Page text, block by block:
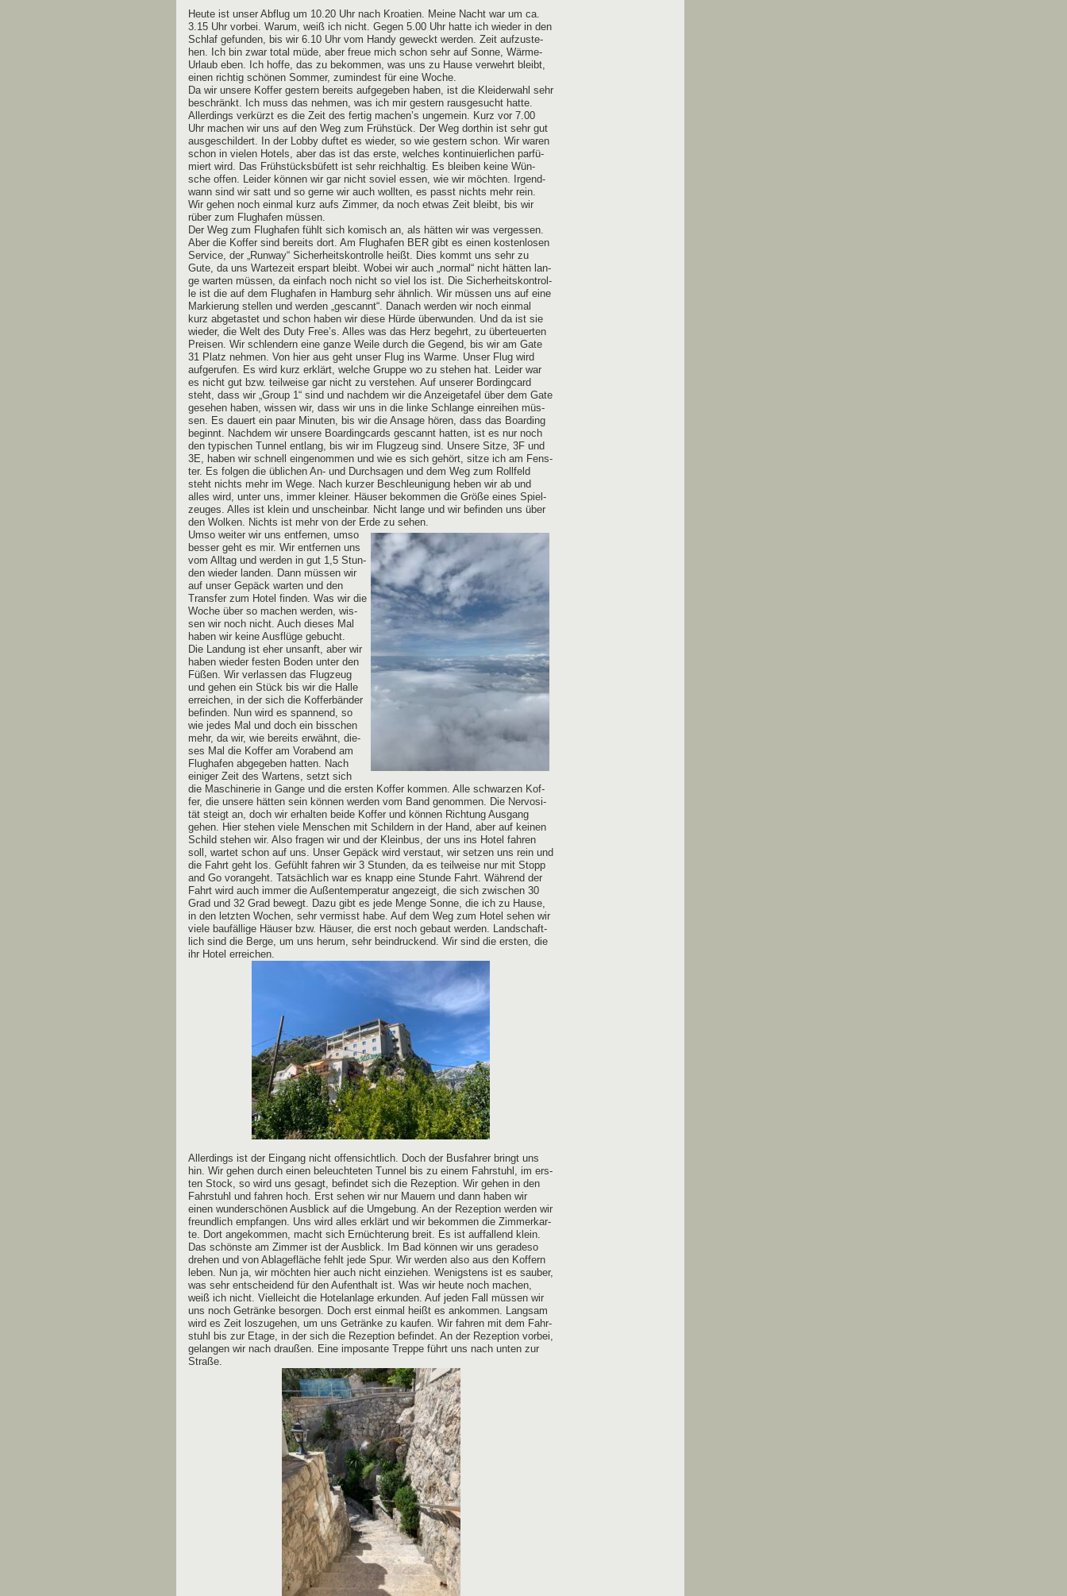
Heu­te ist unser Abflug um 10.20 Uhr nach Kroa­ti­en. Mei­ne Nacht war um ca.
3.15 Uhr vor­bei. War­um, weiß ich nicht. Gegen 5.00 Uhr hat­te ich wie­der in den
Schlaf gefun­den, bis wir 6.10 Uhr vom Han­dy geweckt wer­den. Zeit auf­zu­ste­
hen. Ich bin zwar total müde, aber freue mich schon sehr auf Son­ne, Wär­me-
Urlaub eben. Ich hof­fe, das zu bekom­men, was uns zu Hau­se ver­wehrt bleibt,
einen rich­tig schö­nen Som­mer, zumin­dest für eine Woche.
Da wir unse­re Kof­fer ges­tern bereits auf­ge­ge­ben haben, ist die Klei­der­wahl sehr
beschränkt. Ich muss das neh­men, was ich mir ges­tern raus­ge­sucht hat­te.
Aller­dings ver­kürzt es die Zeit des fer­tig machen’s unge­mein. Kurz vor 7.00
Uhr machen wir uns auf den Weg zum Früh­stück. Der Weg dort­hin ist sehr gut
aus­ge­schil­dert. In der Lob­by duf­tet es wie­der, so wie ges­tern schon. Wir waren
schon in vie­len Hotels, aber das ist das ers­te, wel­ches kon­ti­nu­ier­li­chen par­fü­
miert wird. Das Früh­stücks­bü­fett ist sehr reich­hal­tig. Es blei­ben kei­ne Wün­
sche offen. Lei­der kön­nen wir gar nicht soviel essen, wie wir möch­ten. Irgend­
wann sind wir satt und so ger­ne wir auch woll­ten, es passt nichts mehr rein.
Wir gehen noch ein­mal kurz aufs Zim­mer, da noch etwas Zeit bleibt, bis wir
rüber zum Flug­ha­fen müssen.
Der Weg zum Flug­ha­fen fühlt sich komisch an, als hät­ten wir was ver­ges­sen.
Aber die Kof­fer sind bereits dort. Am Flug­ha­fen BER gibt es einen kos­ten­lo­sen
Ser­vice, der „Run­way“ Sicher­heits­kon­trol­le heißt. Dies kommt uns sehr zu
Gute, da uns War­te­zeit erspart bleibt. Wobei wir auch „nor­mal“ nicht hät­ten lan­
ge war­ten müs­sen, da ein­fach noch nicht so viel los ist. Die Sicher­heits­kon­trol­
le ist die auf dem Flug­ha­fen in Ham­burg sehr ähn­lich. Wir müs­sen uns auf eine
Mar­kie­rung stel­len und wer­den „gescannt“. Danach wer­den wir noch ein­mal
kurz abge­tas­tet und schon haben wir die­se Hür­de über­wun­den. Und da ist sie
wie­der, die Welt des Duty Free’s. Alles was das Herz begehrt, zu über­teu­er­ten
Prei­sen. Wir schlen­dern eine gan­ze Wei­le durch die Gegend, bis wir am Gate
31 Platz neh­men. Von hier aus geht unser Flug ins War­me. Unser Flug wird
auf­ge­ru­fen. Es wird kurz erklärt, wel­che Grup­pe wo zu ste­hen hat. Lei­der war
es nicht gut bzw. teil­wei­se gar nicht zu ver­ste­hen. Auf unse­rer Bord­ing­card
steht, dass wir „Group 1“ sind und nach­dem wir die Anzei­ge­ta­fel über dem Gate
gese­hen haben, wis­sen wir, dass wir uns in die lin­ke Schlan­ge ein­rei­hen müs­
sen. Es dau­ert ein paar Minu­ten, bis wir die Ansa­ge hören, dass das Boar­ding
beginnt. Nach­dem wir unse­re Boar­ding­cards gescannt hat­ten, ist es nur noch
den typi­schen Tun­nel ent­lang, bis wir im Flug­zeug sind. Unse­re Sit­ze, 3F und
3E, haben wir schnell ein­ge­nom­men und wie es sich gehört, sit­ze ich am Fens­
ter. Es fol­gen die übli­chen An- und Durch­sa­gen und dem Weg zum Roll­feld
steht nichts mehr im Wege. Nach kur­zer Beschleu­ni­gung heben wir ab und
alles wird, unter uns, immer klei­ner. Häu­ser bekom­men die Grö­ße eines Spiel­
zeu­ges. Alles ist klein und unschein­bar. Nicht lan­ge und wir befin­den uns über
den Wol­ken. Nichts ist mehr von der Erde zu sehen.
Umso wei­ter wir uns ent­fer­nen, umso
bes­ser geht es mir. Wir ent­fer­nen uns
vom All­tag und wer­den in gut 1,5 Stun­
den wie­der lan­den. Dann müs­sen wir
auf unser Gepäck war­ten und den
Trans­fer zum Hotel fin­den. Was wir die
Woche über so machen wer­den, wis­
sen wir noch nicht. Auch die­ses Mal
haben wir kei­ne Aus­flü­ge gebucht.
Die Lan­dung ist eher unsanft, aber wir
haben wie­der fes­ten Boden unter den
Füßen. Wir ver­las­sen das Flug­zeug
und gehen ein Stück bis wir die Hal­le
errei­chen, in der sich die Kof­fer­bän­der
befin­den. Nun wird es span­nend, so
wie jedes Mal und doch ein biss­chen
mehr, da wir, wie bereits erwähnt, die­
ses Mal die Kof­fer am Vor­abend am
Flug­ha­fen abge­ge­ben hat­ten. Nach
eini­ger Zeit des War­tens, setzt sich
die Maschi­ne­rie in Gan­ge und die ers­ten Kof­fer kom­men. Alle schwar­zen Kof­
fer, die unse­re hät­ten sein kön­nen wer­den vom Band genom­men. Die Ner­vo­si­
tät steigt an, doch wir erhal­ten bei­de Kof­fer und kön­nen Rich­tung Aus­gang
gehen. Hier ste­hen vie­le Men­schen mit Schil­dern in der Hand, aber auf kei­nen
Schild ste­hen wir. Also fra­gen wir und der Klein­bus, der uns ins Hotel fah­ren
soll, war­tet schon auf uns. Unser Gepäck wird ver­staut, wir set­zen uns rein und
die Fahrt geht los. Gefühlt fah­ren wir 3 Stun­den, da es teil­wei­se nur mit Stopp
and Go vor­an­geht. Tat­säch­lich war es knapp eine Stun­de Fahrt. Wäh­rend der
Fahrt wird auch immer die Außen­tem­pe­ra­tur ange­zeigt, die sich zwi­schen 30
Grad und 32 Grad bewegt. Dazu gibt es jede Men­ge Son­ne, die ich zu Hau­se,
in den letz­ten Wochen, sehr ver­misst habe. Auf dem Weg zum Hotel sehen wir
vie­le bau­fäl­li­ge Häu­ser bzw. Häu­ser, die erst noch gebaut wer­den. Land­schaft­
lich sind die Ber­ge, um uns her­um, sehr bein­dru­ckend. Wir sind die ers­ten, die
ihr Hotel erreichen.
Aller­dings ist der Ein­gang nicht offen­sicht­lich. Doch der Bus­fah­rer bringt uns
hin. Wir gehen durch einen beleuch­te­ten Tun­nel bis zu einem Fahr­stuhl, im ers­
ten Stock, so wird uns gesagt, befin­det sich die Rezep­ti­on. Wir gehen in den
Fahr­stuhl und fah­ren hoch. Erst sehen wir nur Mau­ern und dann haben wir
einen wun­der­schö­nen Aus­blick auf die Umge­bung. An der Rezep­ti­on wer­den wir
freund­lich emp­fan­gen. Uns wird alles erklärt und wir bekom­men die Zim­mer­kar­
te. Dort ange­kom­men, macht sich Ernüch­te­rung breit. Es ist auf­fal­lend klein.
Das schöns­te am Zim­mer ist der Aus­blick. Im Bad kön­nen wir uns gera­de­so
dre­hen und von Abla­ge­flä­che fehlt jede Spur. Wir wer­den also aus den Kof­fern
leben. Nun ja, wir möch­ten hier auch nicht ein­zie­hen. Wenigs­tens ist es sau­ber,
was sehr ent­schei­dend für den Auf­ent­halt ist. Was wir heu­te noch machen,
weiß ich nicht. Viel­leicht die Hotel­an­la­ge erkun­den. Auf jeden Fall müs­sen wir
uns noch Geträn­ke besor­gen. Doch erst ein­mal heißt es ankom­men. Lang­sam
wird es Zeit los­zu­ge­hen, um uns Geträn­ke zu kau­fen. Wir fah­ren mit dem Fahr­
stuhl bis zur Eta­ge, in der sich die Rezep­ti­on befin­det. An der Rezep­ti­on vor­bei,
gelan­gen wir nach drau­ßen. Eine impo­san­te Trep­pe führt uns nach unten zur
Straße.